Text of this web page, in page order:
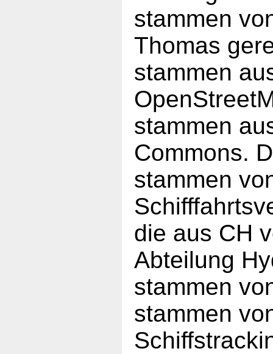
stammen
Thomas
stammen
stammen
Commons.
stammen
die aus CH
Abteilung
stammen
stammen